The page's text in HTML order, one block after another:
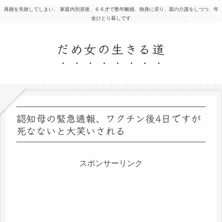
再婚を失敗してしまい、 家庭内別居後、６６才で塾年離婚、独身に戻り、親の介護をしつつ、年
金ひとり暮しです
だめ女の生きる道
認知母の緊急通報、ワクチン後4日ですが
死なないと大笑いされる
スポンサーリンク